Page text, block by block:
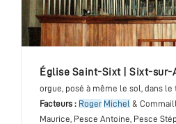
église Saint-Sixt| Sixt-sur-
orgue , posé à même le sol, dans le
Facteurs : Roger Michel &
Maurice, Pesce Antoine, Pesce